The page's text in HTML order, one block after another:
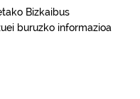
Bizkaibus
buruzko informazioa